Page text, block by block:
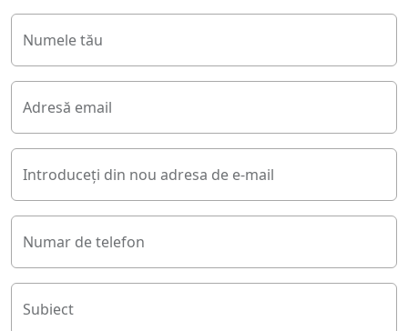
Numele tău
Adresă email
Introduceți din nou adresa de e-mail
Numar de telefon
Subiect